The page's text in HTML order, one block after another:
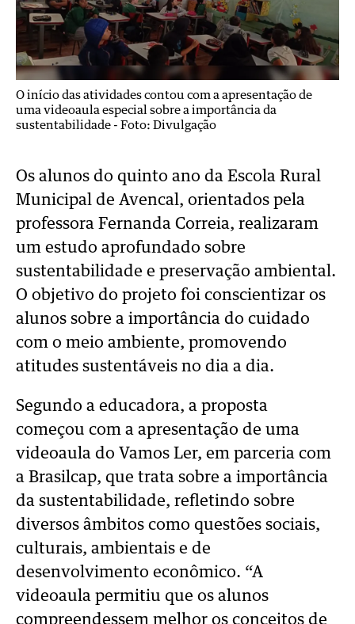
O início das atividades contou com a apresentação de
uma videoaula especial sobre a importância da
sustentabilidade - Foto: Divulgação
Os alunos do quinto ano da Escola Rural
Municipal de Avencal, orientados pela
professora Fernanda Correia, realizaram
um estudo aprofundado sobre
sustentabilidade e preservação ambiental.
O objetivo do projeto foi conscientizar os
alunos sobre a importância do cuidado
com o meio ambiente, promovendo
atitudes sustentáveis no dia a dia.
Segundo a educadora, a proposta
começou com a apresentação de uma
videoaula do Vamos Ler, em parceria com
a Brasilcap, que trata sobre a importância
da sustentabilidade, refletindo sobre
diversos âmbitos como questões sociais,
culturais, ambientais e de
desenvolvimento econômico. “A
videoaula permitiu que os alunos
compreendessem melhor os conceitos de